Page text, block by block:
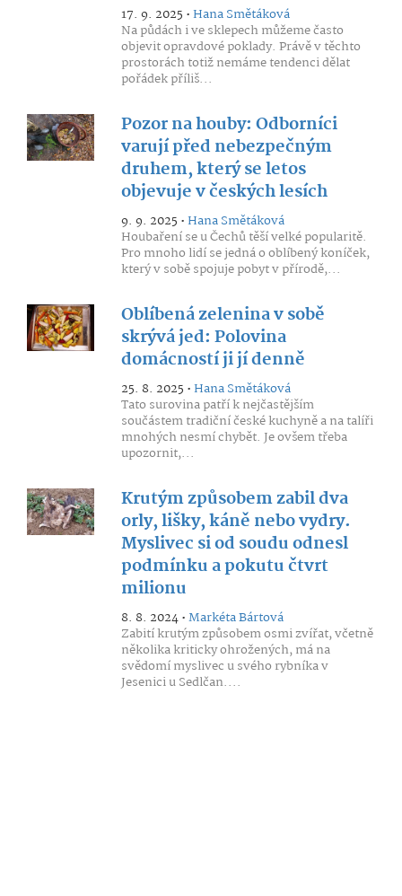
17. 9. 2025 •Hana Smětáková
Na půdách i ve sklepech můžeme často
objevit opravdové poklady. Právě v těchto
prostorách totiž nemáme tendenci dělat
pořádek příliš...
Pozor na houby: Odborníci
varují před nebezpečným
druhem, který se letos
objevuje v českých lesích
9. 9. 2025 •Hana Smětáková
Houbaření se u Čechů těší velké popularitě.
Pro mnoho lidí se jedná o oblíbený koníček,
který v sobě spojuje pobyt v přírodě,...
Oblíbená zelenina v sobě
skrývá jed: Polovina
domácností ji jí denně
25. 8. 2025 •Hana Smětáková
Tato surovina patří k nejčastějším
součástem tradiční české kuchyně a na talíři
mnohých nesmí chybět. Je ovšem třeba
upozornit,...
Krutým způsobem zabil dva
orly, lišky, káně nebo vydry.
Myslivec si od soudu odnesl
podmínku a pokutu čtvrt
milionu
8. 8. 2024 •Markéta Bártová
Zabití krutým způsobem osmi zvířat, včetně
několika kriticky ohrožených, má na
svědomí myslivec u svého rybníka v
Jesenici u Sedlčan....